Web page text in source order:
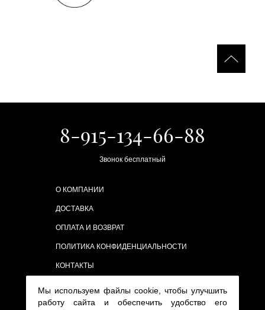
8-915-134-66-88
Звонок бесплатный
О КОМПАНИИ
ДОСТАВКА
ОПЛАТА И ВОЗВРАТ
ПОЛИТИКА КОНФИДЕНЦИАЛЬНОСТИ
КОНТАКТЫ
Мы используем файлы cookie, чтобы улучшить
работу сайта и обеспечить удобство его